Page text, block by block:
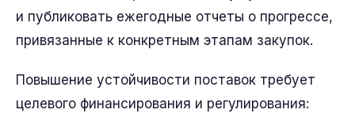
и публиковать ежегодные отчеты о прогрессе,
привязанные к конкретным этапам закупок.
Повышение устойчивости поставок требует
целевого финансирования и регулирования: